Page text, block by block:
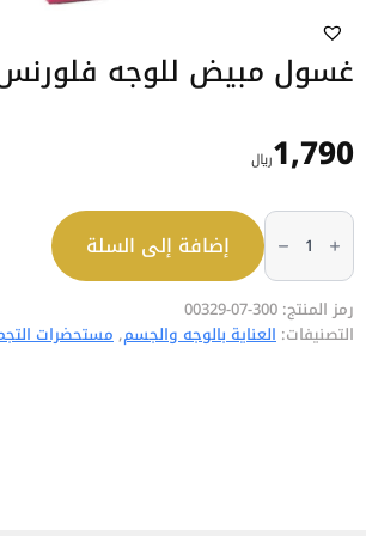
غسول مبيض للوجه فلورنس
1,790﷼
كمية
مبيض
فلورنس
إضافة إلى السلة
رمز المنتج: 300-07-00329
التصنيفات: العناية بالوجه والجسم,مستحضرات